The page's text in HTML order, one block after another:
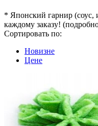
* Японский гарнир
каждому заказу!
Сортировать по:
Новизне
Цене